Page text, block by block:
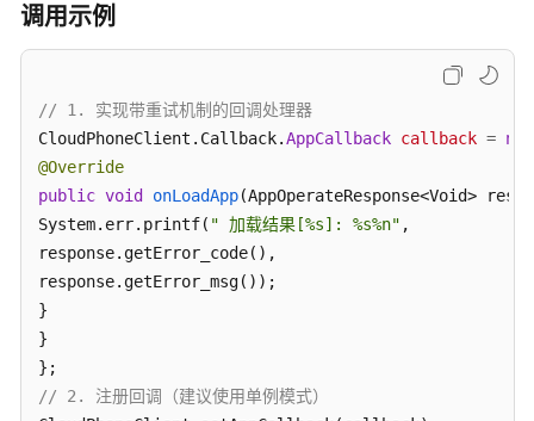
发
指
API
参
考
SDK
参
SDK
调用示例
// 1. 实现带重试机制的回调处理器
CloudPhoneClient.Callback.AppCallback callback = new
@Override
public void onLoadApp(AppOperateResponse<Void>
System.err.printf( " 加载结果[%s]: %s%n" ,
response.getError_code(),
response.getError_msg());
}
}
// 2. 注册回调（建议使用单例模式）